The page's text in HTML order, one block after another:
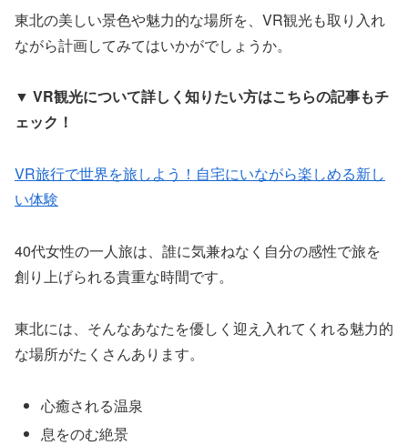
東北の美しい景色や魅力的な場所を、VR観光も取り入れ
ながら計画してみてはいかがでしょうか。
▼ VR観光について詳しく知りたい方はこちらの記事もチ
ェック！
VR旅行で世界を旅しよう！自宅にいながら楽しめる新し
い体験
40代女性の一人旅は、誰に気兼ねなく自分の感性で旅を
創り上げられる貴重な時間です。
東北には、そんなあなたを優しく迎え入れてくれる魅力的
な場所がたくさんあります。
心癒される温泉
息をのむ絶景